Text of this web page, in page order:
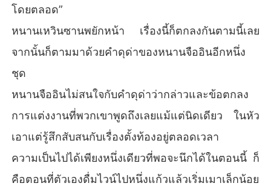
โดยตลอด”
หนานเหวินซานพยักหน้า เรื่องนี้ก็ตกลงกันตามนี้เลย
จากนั้นก็ตามมาด้วยคำดุด่าของหนานจืออินอีกหนึ่ง
ชุด
หนานจืออินไม่สนใจกับคำดุด่าว่ากล่าวและข้อตกลง
การแต่งงานที่พวกเขาพูดถึงเลยแม้แต่นิดเดียว ในหัว
เอาแต่รู้สึกสับสนกับเรื่องตั้งท้องอยู่ตลอดเวลา
ความเป็นไปได้เพียงหนึ่งเดียวที่พอจะนึกได้ในตอนนี้ ก็
คือตอนที่ตัวเองดื่มไวน์ไปหนึ่งแก้วแล้วเริ่มเมาเล็กน้อย